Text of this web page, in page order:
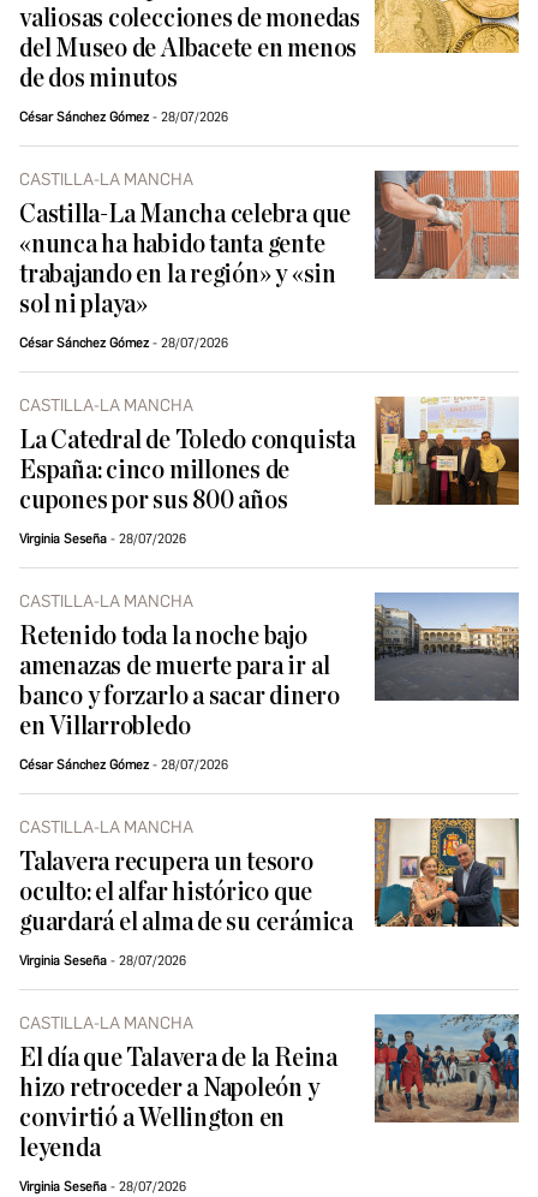
valiosas colecciones de monedas
del Museo de Albacete en menos
de dos minutos
César Sánchez Gómez 28/07/2026
CASTILLA-LA MANCHA
Castilla-La Mancha celebra que
«nunca ha habido tanta gente
trabajando en la región» y «sin
sol ni playa»
César Sánchez Gómez 28/07/2026
CASTILLA-LA MANCHA
La Catedral de Toledo conquista
España: cinco millones de
cupones por sus 800 años
Virginia Seseña 28/07/2026
CASTILLA-LA MANCHA
Retenido toda la noche bajo
amenazas de muerte para ir al
banco y forzarlo a sacar dinero
en Villarrobledo
César Sánchez Gómez 28/07/2026
CASTILLA-LA MANCHA
Talavera recupera un tesoro
oculto: el alfar histórico que
guardará el alma de su cerámica
Virginia Seseña 28/07/2026
CASTILLA-LA MANCHA
El día que Talavera de la Reina
hizo retroceder a Napoleón y
convirtió a Wellington en
leyenda
Virginia Seseña 28/07/2026